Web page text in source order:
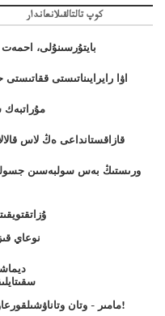
كوپ تالتالقىلانعاندار
بايتۇرسىنۇلى، احمەت
اۋا رايرايىناتىستى ققاتىستى
قازاقستانداعى ەڭ لاس
ورىستىڭ بەس سولبەسىن
نوعاي
7 مامىر - وتان وتاناۋشىلقورعاۋشىلارتى بولسىن!كۇنىقۇتتىبولسىن!